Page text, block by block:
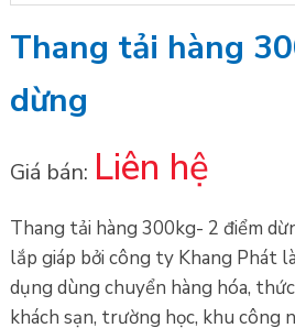
Thang tải hàng
dừng
Giá bán: Liên hệ
Thang tải hàng 300kg- 2 điểm
lắp giáp bởi công ty Khang Phát
dụng dùng chuyển hàng hóa,
khách sạn, trường học, khu công